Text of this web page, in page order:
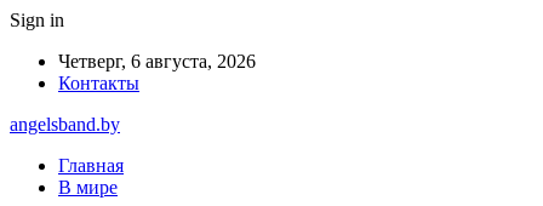
Sign in
Четверг, 6 августа, 2026
Контакты
angelsband.by
Главная
В мире